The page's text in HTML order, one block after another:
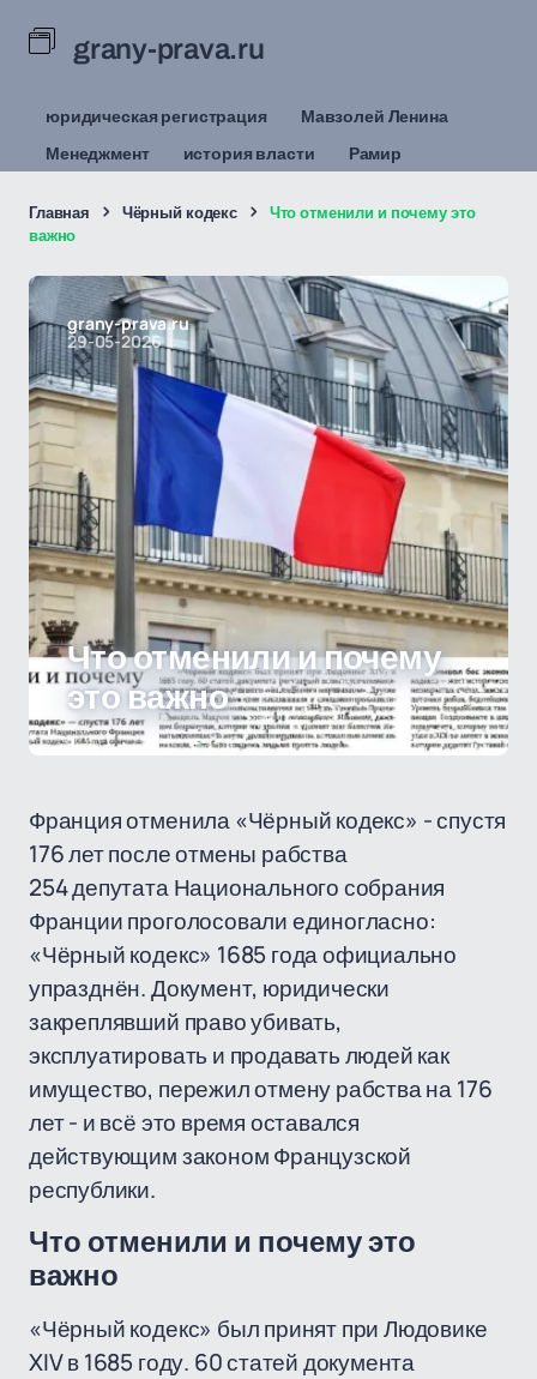
grany-prava.ru
юридическая регистрация
Мавзолей Ленина
Менеджмент
история власти Рамир
Главная Чёрный кодекс
Что отменили и почему это
важно
grany-prava.ru
29-05-2026
Что отменили и почему
это важно
Франция отменила «Чёрный кодекс» - спустя
176 лет после отмены рабства
254 депутата Национального собрания
Франции проголосовали единогласно:
«Чёрный кодекс» 1685 года официально
упразднён. Документ, юридически
закреплявший право убивать,
эксплуатировать и продавать людей как
имущество, пережил отмену рабства на 176
лет - и всё это время оставался
действующим законом Французской
республики.
Что отменили и почему это
важно
«Чёрный кодекс» был принят при Людовике
XIV в 1685 году. 60 статей документа